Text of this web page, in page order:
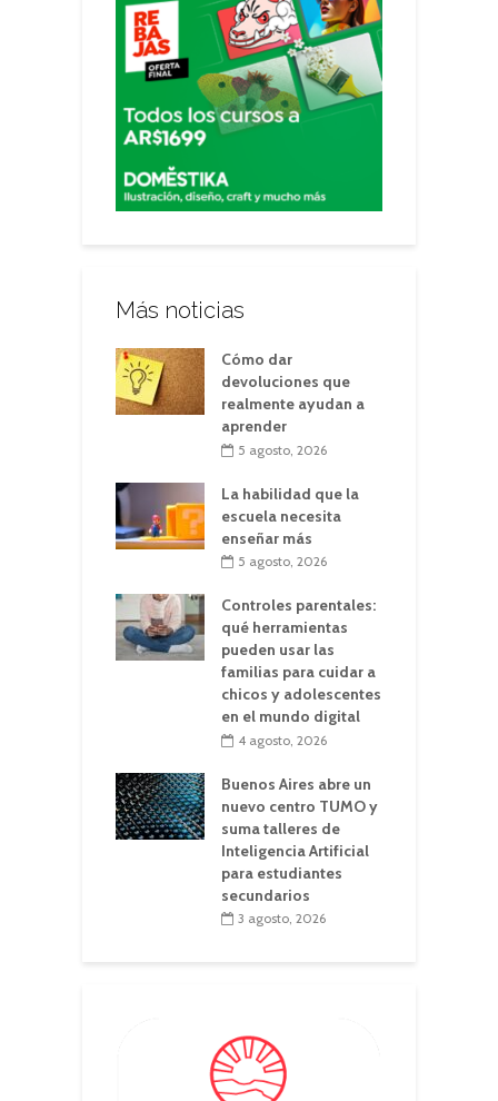
Más noticias
Cómo dar
devoluciones que
realmente ayudan a
aprender
5 agosto, 2026
La habilidad que la
escuela necesita
enseñar más
5 agosto, 2026
Controles parentales:
qué herramientas
pueden usar las
familias para cuidar a
chicos y adolescentes
en el mundo digital
4 agosto, 2026
Buenos Aires abre un
nuevo centro TUMO y
suma talleres de
Inteligencia Artificial
para estudiantes
secundarios
3 agosto, 2026